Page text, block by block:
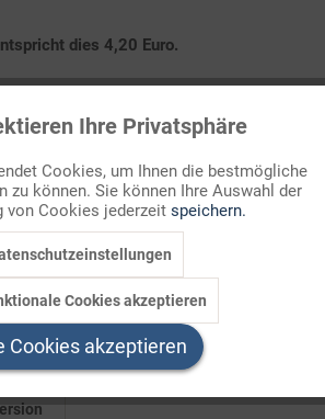
dies 4,20 Euro.
deutlich verändert. In oft heftig
wurden Kommunen
Verwaltungsstrukturen „verschlankt“. Wie
gibt es heute noch? Die Antwort
zum Text, Land für Land!
brauchen Sie?
Aktiv
Inaktiv
Inaktiv
Ihre Privatsphäre
Cookies, um Ihnen die bestmögliche
zu können. Sie können Ihre Auswahl der
von Cookies jederzeit speichern.
Cookies akzeptieren
Cookies akzeptieren